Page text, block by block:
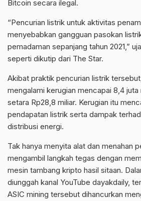
Bitcoin secara ilegal.
“Pencurian listrik untuk aktivitas
menyebabkan gangguan pasokan
pemadaman sepanjang tahun 2021,”
seperti dikutip dari The Star.
Akibat praktik pencurian listrik
mengalami kerugian mencapai 8,4
setara Rp28,8 miliar. Kerugian itu
pendapatan listrik serta dampak
distribusi energi.
Tak hanya menyita alat dan menahan
mengambil langkah tegas dengan
mesin tambang kripto hasil sitaan.
diunggah kanal YouTube dayakdaily,
ASIC mining tersebut dihancurkan